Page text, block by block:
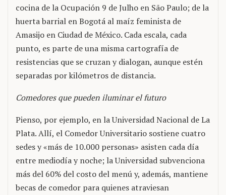
cocina de la Ocupación 9 de Julho en São Paulo; de la
huerta barrial en Bogotá al maíz feminista de
Amasijo en Ciudad de México. Cada escala, cada
punto, es parte de una misma cartografía de
resistencias que se cruzan y dialogan, aunque estén
separadas por kilómetros de distancia.
Comedores que pueden iluminar el futuro
Pienso, por ejemplo, en la Universidad Nacional de La
Plata. Allí, el Comedor Universitario sostiene cuatro
sedes y «más de 10.000 personas» asisten cada día
entre mediodía y noche; la Universidad subvenciona
más del 60% del costo del menú y, además, mantiene
becas de comedor para quienes atraviesan